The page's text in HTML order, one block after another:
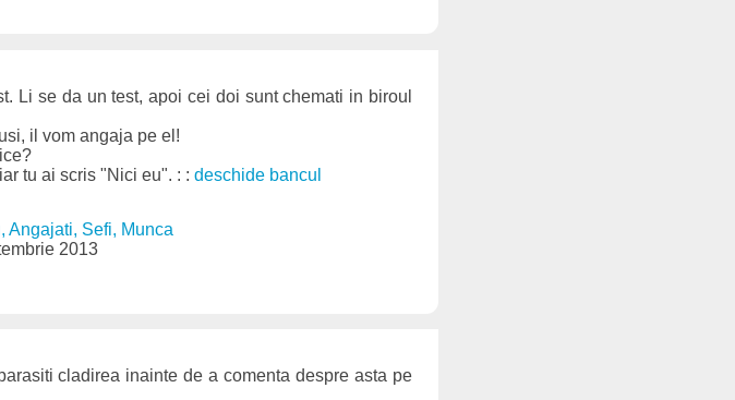
Li se da un test, apoi cei doi sunt chemati in biroul
il vom angaja pe el!
tu ai scris "Nici eu". : : deschide bancul
Angajati, Sefi, Munca
2013
cladirea inainte de a comenta despre asta pe